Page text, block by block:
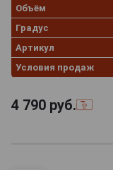
Объём
Градус
Артикул
Условия продаж
4 790 руб.